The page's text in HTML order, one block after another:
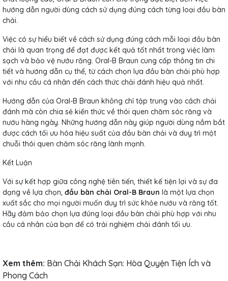
hướng dẫn người dùng cách sử dụng đúng cách từng loại đầu bàn
chải.
Việc có sự hiểu biết về cách sử dụng đúng cách mỗi loại đầu bàn
chải là quan trọng để đạt được kết quả tốt nhất trong việc làm
sạch và bảo vệ nướu răng. Oral-B Braun cung cấp thông tin chi
tiết và hướng dẫn cụ thể, từ cách chọn lựa đầu bàn chải phù hợp
với nhu cầu cá nhân đến cách thức chải đánh hiệu quả nhất.
Hướng dẫn của Oral-B Braun không chỉ tập trung vào cách chải
đánh mà còn chia sẻ kiến thức về thói quen chăm sóc răng và
nướu hàng ngày. Những hướng dẫn này giúp người dùng nắm bắt
được cách tối ưu hóa hiệu suất của đầu bàn chải và duy trì một
chuỗi thói quen chăm sóc răng lành mạnh.
Kết Luận
Với sự kết hợp giữa công nghệ tiên tiến, thiết kế tiện lợi và sự đa
dạng về lựa chọn, đầu bàn chải Oral-B Braun là một lựa chọn
xuất sắc cho mọi người muốn duy trì sức khỏe nướu và răng tốt.
Hãy đảm bảo chọn lựa đúng loại đầu bàn chải phù hợp với nhu
cầu cá nhân của bạn để có trải nghiệm chải đánh tối ưu.
Xem thêm: Bàn Chải Khách Sạn: Hòa Quyện Tiện Ích và
Phong Cách